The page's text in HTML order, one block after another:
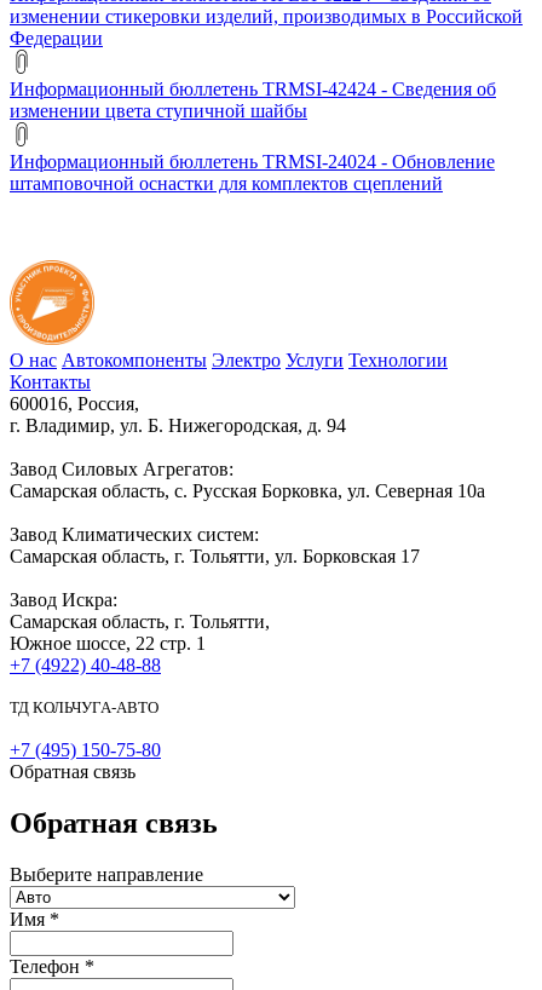
изменении стикеровки изделий, производимых в Российской
Федерации
Информационный бюллетень TRMSI-42424 - Сведения об
изменении цвета ступичной шайбы
Информационный бюллетень TRMSI-24024 - Обновление
штамповочной оснастки для комплектов сцеплений
О нас Автокомпоненты Электро Услуги Технологии
Контакты
600016, Россия,
г. Владимир, ул. Б. Нижегородская, д. 94
Завод Силовых Агрегатов:
Самарская область, с. Русская Борковка, ул. Северная 10а
Завод Климатических систем:
Самарская область, г. Тольятти, ул. Борковская 17
Завод Искра:
Самарская область, г. Тольятти,
Южное шоссе, 22 стр. 1
+7 (4922) 40-48-88
ТД КОЛЬЧУГА-АВТО
+7 (495) 150-75-80
Обратная связь
Обратная связь
Выберите направление
Имя *
Телефон *